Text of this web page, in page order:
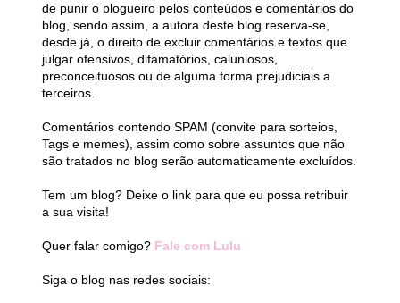
de punir o blogueiro pelos conteúdos e comentários do
blog, sendo assim, a autora deste blog reserva-se,
desde já, o direito de excluir comentários e textos que
julgar ofensivos, difamatórios, caluniosos,
preconceituosos ou de alguma forma prejudiciais a
terceiros.
Comentários contendo SPAM (convite para sorteios,
Tags e memes), assim como sobre assuntos que não
são tratados no blog serão automaticamente excluídos.
Tem um blog? Deixe o link para que eu possa retribuir
a sua visita!
Quer falar comigo? Fale com Lulu
Siga o blog nas redes sociais: